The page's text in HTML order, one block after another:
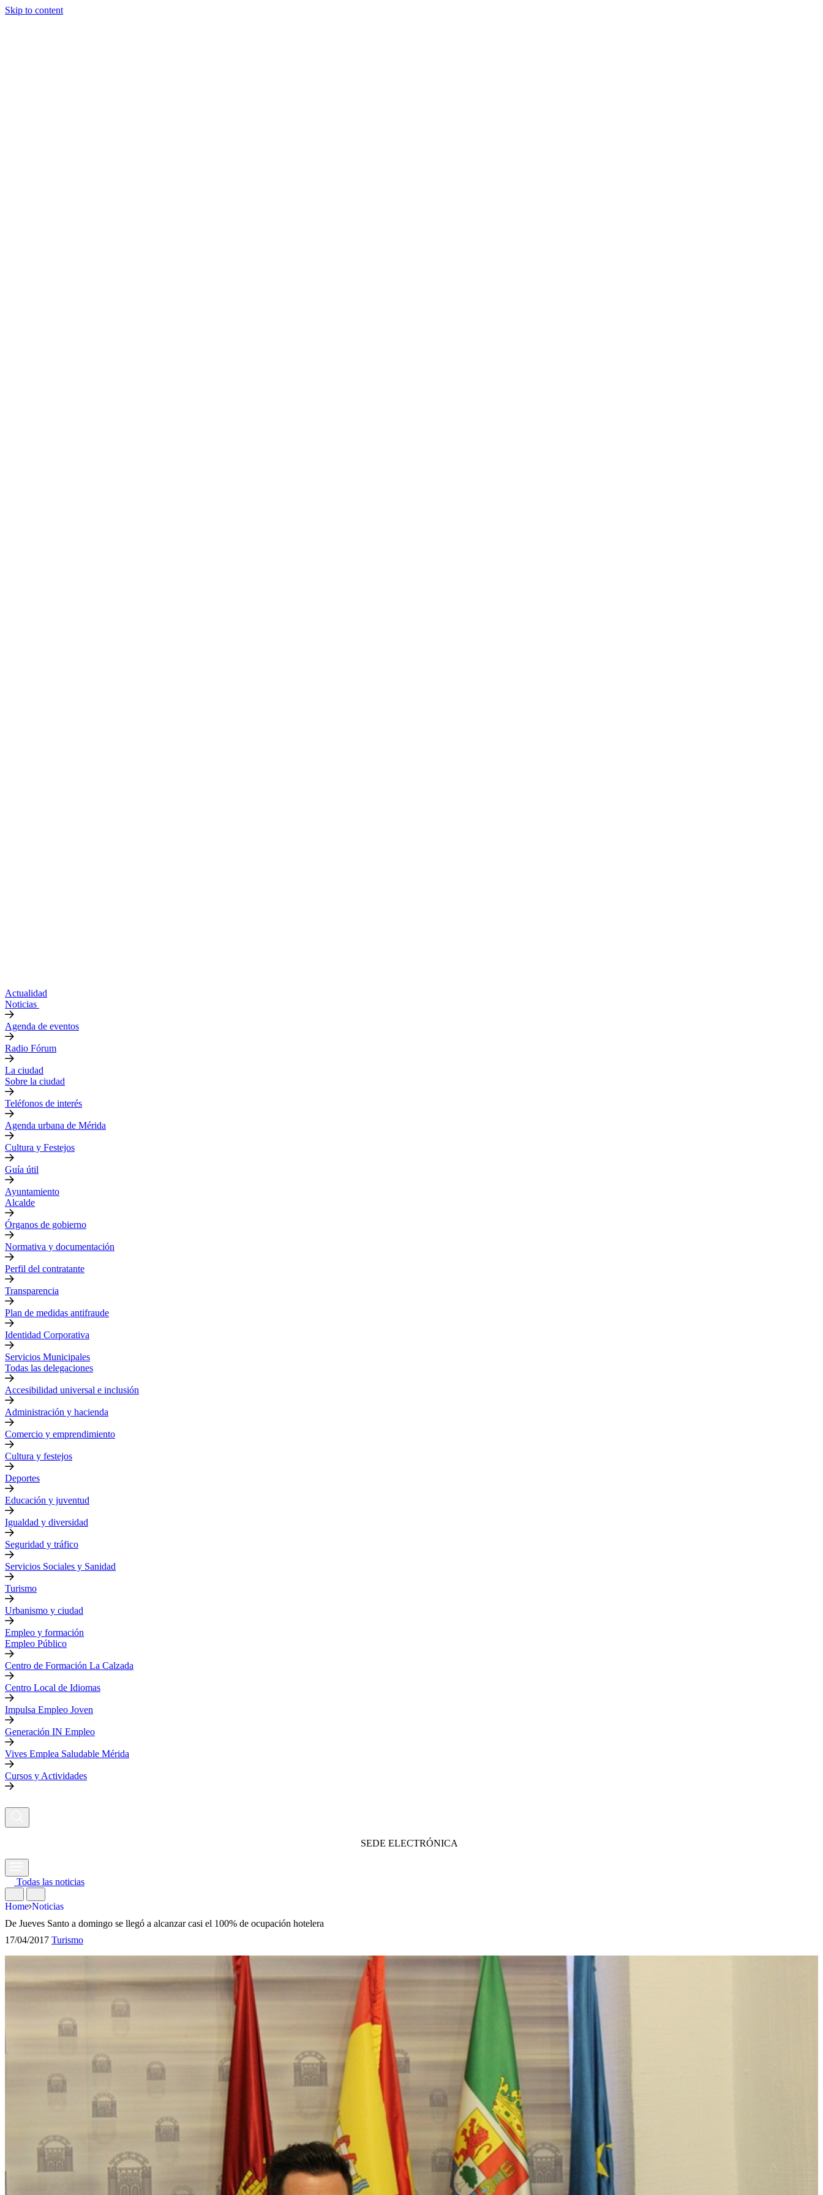
Skip to content
Actualidad
Noticias
Agenda de eventos
Radio Fórum
La ciudad
Sobre la ciudad
Teléfonos de interés
Agenda urbana de Mérida
Cultura y Festejos
Guía útil
Ayuntamiento
Alcalde
Órganos de gobierno
Normativa y documentación
Perfil del contratante
Transparencia
Plan de medidas antifraude
Identidad Corporativa
Servicios Municipales
Todas las delegaciones
Accesibilidad universal e inclusión
Administración y hacienda
Comercio y emprendimiento
Cultura y festejos
Deportes
Educación y juventud
Igualdad y diversidad
Seguridad y tráfico
Servicios Sociales y Sanidad
Turismo
Urbanismo y ciudad
Empleo y formación
Empleo Público
Centro de Formación La Calzada
Centro Local de Idiomas
Impulsa Empleo Joven
Generación IN Empleo
Vives Emplea Saludable Mérida
Cursos y Actividades
SEDE ELECTRÓNICA
Todas las noticias
Home Noticias
De Jueves Santo a domingo se llegó a alcanzar casi el 100% de ocupación hotelera
17/04/2017 Turismo